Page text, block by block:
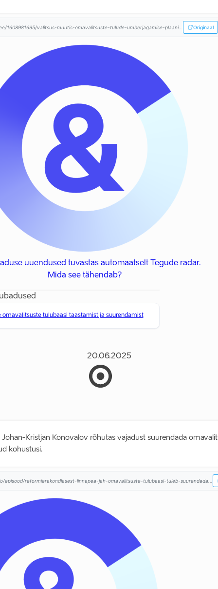
1608981695/valitsus-muutis-omavalitsuste-tulude-umberjagamise-plaani... Originaal
uuendused tuvastas automaatselt Tegude radar.
Mida see tähendab?
omavalitsuste tulubaasi taastamist ja suurendamist
20.06.2025
Johan-Kristjan Konovalov rõhutas vajadust suurendada
kohustusi.
episood/reformierakondlasest-linnapea-jah-omavalitsuste-tulubaasi-tuleb-suurendada...